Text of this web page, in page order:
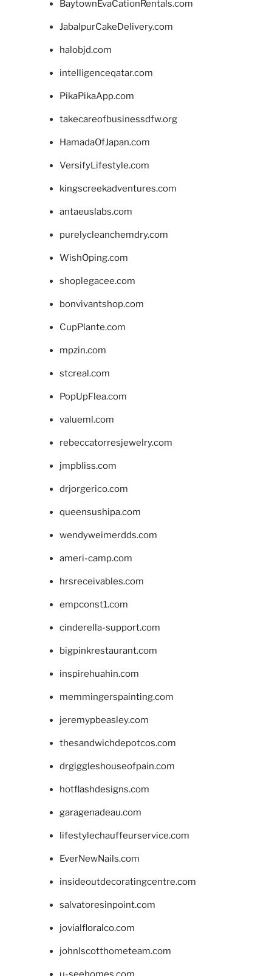
BaytownEvaCationRentals.com
JabalpurCakeDelivery.com
halobjd.com
intelligenceqatar.com
PikaPikaApp.com
takecareofbusinessdfw.org
HamadaOfJapan.com
VersifyLifestyle.com
kingscreekadventures.com
antaeuslabs.com
purelycleanchemdry.com
WishOping.com
shoplegacee.com
bonvivantshop.com
CupPlante.com
mpzin.com
stcreal.com
PopUpFlea.com
valueml.com
rebeccatorresjewelry.com
jmpbliss.com
drjorgerico.com
queensushipa.com
wendyweimerdds.com
ameri-camp.com
hrsreceivables.com
empconst1.com
cinderella-support.com
bigpinkrestaurant.com
inspirehuahin.com
memmingerspainting.com
jeremypbeasley.com
thesandwichdepotcos.com
drgiggleshouseofpain.com
hotflashdesigns.com
garagenadeau.com
lifestylechauffeurservice.com
EverNewNails.com
insideoutdecoratingcentre.com
salvatoresinpoint.com
jovialfloralco.com
johnlscotthometeam.com